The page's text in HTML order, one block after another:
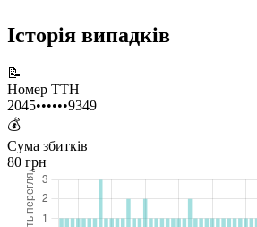
Історія випадків
📝
Номер ТТН
2045••••••9349
💰
Сума збитків
80 грн